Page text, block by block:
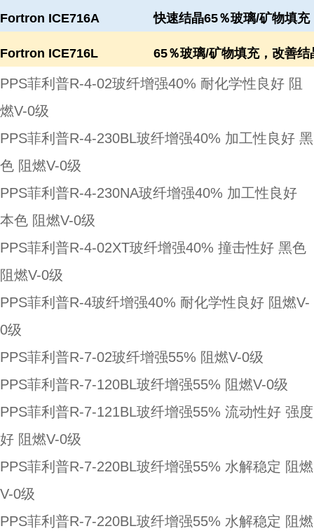
Fortron ICE716A 快速结晶65％玻璃/矿物填充
Fortron ICE716L 65％玻璃/矿物填充，改善结
PPS菲利普R-4-02玻纤增强40% 耐化学性良好 阻
燃V-0级
PPS菲利普R-4-230BL玻纤增强40% 加工性良好 黑
色 阻燃V-0级
PPS菲利普R-4-230NA玻纤增强40% 加工性良好
本色 阻燃V-0级
PPS菲利普R-4-02XT玻纤增强40% 撞击性好 黑色
阻燃V-0级
PPS菲利普R-4玻纤增强40% 耐化学性良好 阻燃V-
0级
PPS菲利普R-7-02玻纤增强55% 阻燃V-0级
PPS菲利普R-7-120BL玻纤增强55% 阻燃V-0级
PPS菲利普R-7-121BL玻纤增强55% 流动性好 强度
好 阻燃V-0级
PPS菲利普R-7-220BL玻纤增强55% 水解稳定 阻燃
V-0级
PPS菲利普R-7-220BL玻纤增强55% 水解稳定 阻燃